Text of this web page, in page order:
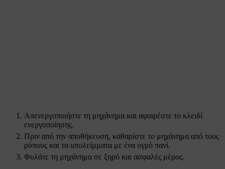
Απενεργοποιήστε τη μηχάνημα και αφαιρέστε το κλειδί
ενεργοποίησης.
Πριν από την αποθήκευση, καθαρίστε το μηχάνημα από τους
ρύπους και τα υπολείμματα με ένα υγρό πανί.
Φυλάτε τη μηχάνημα σε ξηρό και ασφαλές μέρος.